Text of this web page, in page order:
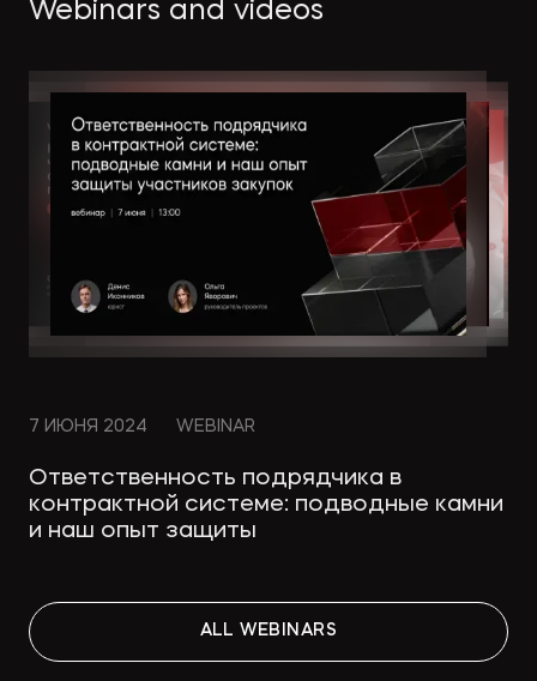
Webinars and videos
WEBINAR
ALL WEBINARS
28.02.2025 WEBINAR
ALL WEBINARS
7 ИЮНЯ 2024 WEBINAR
Ответственность подрядчика в
контрактной системе: подводные камни
и наш опыт защиты
ALL WEBINARS
21 ДЕКАБРЯ 2023 WEBINAR
ALL WEBINARS
17 ФЕВРАЛЯ 2022 WEBINAR
ALL WEBINARS
18 ИЮНЯ 2024 WEBINAR
ALL WEBINARS
25 АПРЕЛЯ 2024 WEBINAR
ALL WEBINARS
3 МАРТА 2022 WEBINAR
ALL WEBINARS
19 ЯНВАРЯ 2024 WEBINAR
ALL WEBINARS